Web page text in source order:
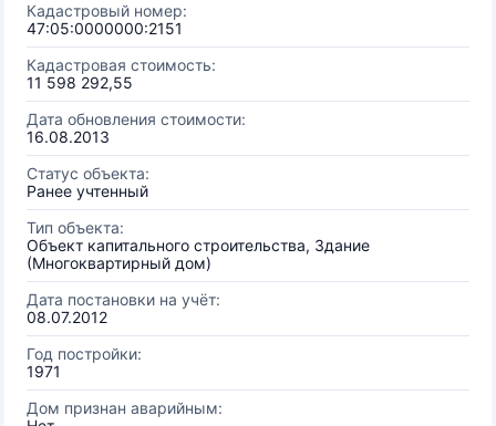
Кадастровый номер:
47:05:0000000:2151
Кадастровая стоимость:
11 598 292,55
Дата обновления стоимости:
16.08.2013
Статус объекта:
Ранее учтенный
Тип объекта:
Объект капитального строительства, Здание
(Многоквартирный дом)
Дата постановки на учёт:
08.07.2012
Год постройки:
1971
Дом признан аварийным: